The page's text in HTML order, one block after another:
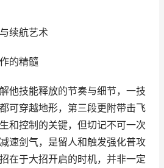
续航艺术
的精髓
他技能释放的节奏与细节，一技
可穿越地形，第三段更附带击飞
和控制的关键，但切记不可一次
速剑气，是留人和触发强化普攻
在于大招开启的时机，并非一定